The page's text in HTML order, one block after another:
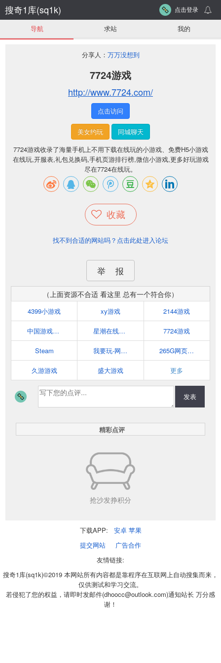
搜奇1库(sq1k) 点击登录
导航 求站 我的
分享人： 万万没想到
7724游戏
http://www.7724.com/
点击访问
美女约玩
同城聊天
7724游戏收录了海量手机上不用下载在线玩的小游戏、免费H5小游戏
在线玩,开服表,礼包兑换码,手机页游排行榜,微信小游戏,更多好玩游戏
尽在7724在线玩。
收藏
找不到合适的网站吗？点击此处进入论坛
举 报
（上面资源不合适 看这里 总有一个符合你）
4399小游戏 xy游戏 2144游戏
中国游戏中心 星潮在线网页游戏平台 7724游戏
Steam 我要玩-网页游戏平台 265G网页游戏
久游游戏 盛大游戏 更多
发表
精彩点评
抢沙发挣积分
下载APP: 安卓 苹果
提交网站
广告合作
友情链接:
搜奇1库(sq1k)©2019 本网站所有内容都是靠程序在互联网上自动搜集而来，
仅供测试和学习交流。
若侵犯了您的权益，请即时发邮件(dhoocc@outlook.com)通知站长 万分感
谢！